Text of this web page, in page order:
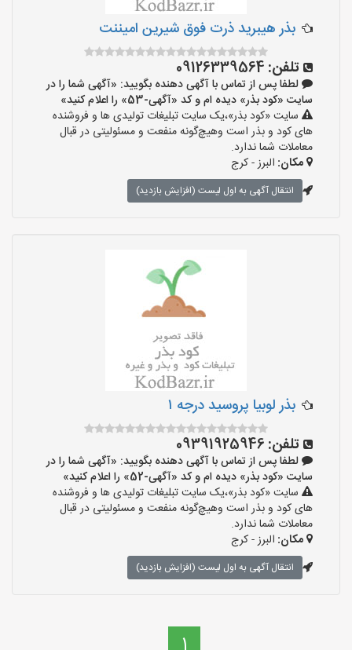
بذر هیبرید ذرت فوق شیرین امیننت
تلفن: 09126339564
لطفا پس از تماس با آگهی دهنده بگویید: «آگهی شما را در
سایت «کود بذر» دیده ام و کد «آگهی-53» را اعلام کنید»
سایت «کود بذر»،یک سایت تبلیغات تولیدی ها و فروشنده
های کود و بذر است وهیچ‌گونه منفعت و مسئولیتی در قبال
معاملات شما ندارد.
مکان: البرز - کرج
انتقال آگهی به اول لیست (افزایش بازدید)
بذر لوبیا پروسید درجه ۱
تلفن: 09391925946
لطفا پس از تماس با آگهی دهنده بگویید: «آگهی شما را در
سایت «کود بذر» دیده ام و کد «آگهی-52» را اعلام کنید»
سایت «کود بذر»،یک سایت تبلیغات تولیدی ها و فروشنده
های کود و بذر است وهیچ‌گونه منفعت و مسئولیتی در قبال
معاملات شما ندارد.
مکان: البرز - کرج
انتقال آگهی به اول لیست (افزایش بازدید)